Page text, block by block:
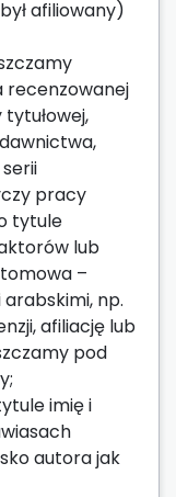
afiliowany)
recenzowanej
pracy
tytule
lub
–
np.
afiliację lub
pod
imię i
autora jak